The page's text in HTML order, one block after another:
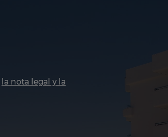
la nota legal y la